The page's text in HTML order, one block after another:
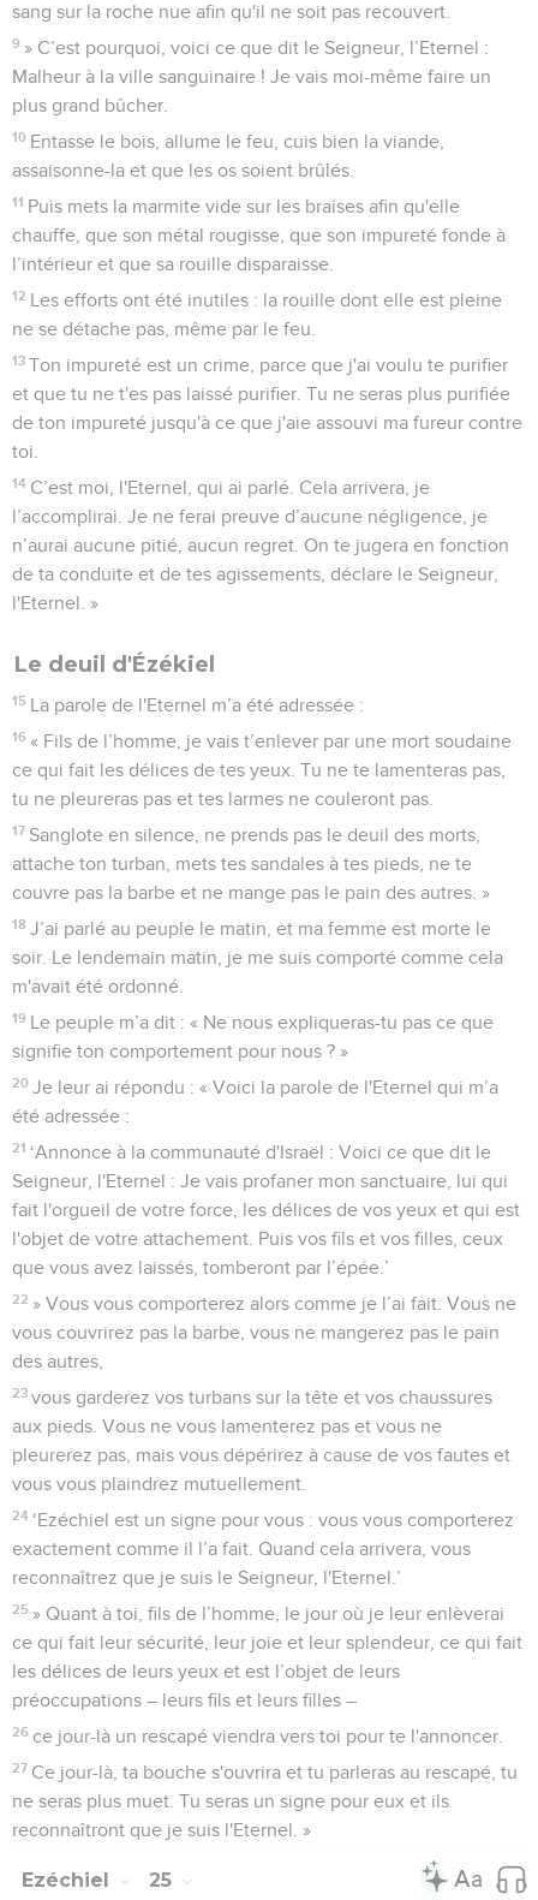
sang sur la roche nue afin qu'il ne soit pas recouvert.
9 » C’est pourquoi, voici ce que dit le Seigneur, l’Eternel :
Malheur à la ville sanguinaire ! Je vais moi-même faire un
plus grand bûcher.
10 Entasse le bois, allume le feu, cuis bien la viande,
assaisonne-la et que les os soient brûlés.
11 Puis mets la marmite vide sur les braises afin qu'elle
chauffe, que son métal rougisse, que son impureté fonde à
l’intérieur et que sa rouille disparaisse.
12 Les efforts ont été inutiles : la rouille dont elle est pleine
ne se détache pas, même par le feu.
13 Ton impureté est un crime, parce que j'ai voulu te purifier
et que tu ne t'es pas laissé purifier. Tu ne seras plus purifiée
de ton impureté jusqu'à ce que j'aie assouvi ma fureur contre
toi.
14 C’est moi, l'Eternel, qui ai parlé. Cela arrivera, je
l’accomplirai. Je ne ferai preuve d’aucune négligence, je
n’aurai aucune pitié, aucun regret. On te jugera en fonction
de ta conduite et de tes agissements, déclare le Seigneur,
l'Eternel. »
Le deuil d'Ézékiel
15 La parole de l'Eternel m’a été adressée :
16 « Fils de l’homme, je vais t’enlever par une mort soudaine
ce qui fait les délices de tes yeux. Tu ne te lamenteras pas,
tu ne pleureras pas et tes larmes ne couleront pas.
17 Sanglote en silence, ne prends pas le deuil des morts,
attache ton turban, mets tes sandales à tes pieds, ne te
couvre pas la barbe et ne mange pas le pain des autres. »
18 J’ai parlé au peuple le matin, et ma femme est morte le
soir. Le lendemain matin, je me suis comporté comme cela
m'avait été ordonné.
19 Le peuple m’a dit : « Ne nous expliqueras-tu pas ce que
signifie ton comportement pour nous ? »
20 Je leur ai répondu : « Voici la parole de l'Eternel qui m’a
été adressée :
21 ‘Annonce à la communauté d'Israël : Voici ce que dit le
Seigneur, l'Eternel : Je vais profaner mon sanctuaire, lui qui
fait l'orgueil de votre force, les délices de vos yeux et qui est
l'objet de votre attachement. Puis vos fils et vos filles, ceux
que vous avez laissés, tomberont par l’épée.’
22 » Vous vous comporterez alors comme je l’ai fait. Vous ne
vous couvrirez pas la barbe, vous ne mangerez pas le pain
des autres,
23 vous garderez vos turbans sur la tête et vos chaussures
aux pieds. Vous ne vous lamenterez pas et vous ne
pleurerez pas, mais vous dépérirez à cause de vos fautes et
vous vous plaindrez mutuellement.
24 ‘Ezéchiel est un signe pour vous : vous vous comporterez
exactement comme il l’a fait. Quand cela arrivera, vous
reconnaîtrez que je suis le Seigneur, l'Eternel.’
25 » Quant à toi, fils de l’homme, le jour où je leur enlèverai
ce qui fait leur sécurité, leur joie et leur splendeur, ce qui fait
les délices de leurs yeux et est l’objet de leurs
préoccupations – leurs fils et leurs filles –
26 ce jour-là un rescapé viendra vers toi pour te l'annoncer.
27 Ce jour-là, ta bouche s'ouvrira et tu parleras au rescapé, tu
ne seras plus muet. Tu seras un signe pour eux et ils
reconnaîtront que je suis l'Eternel. »
Ezéchiel 25